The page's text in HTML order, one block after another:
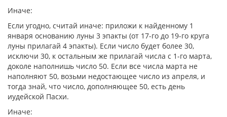
Иначе:
Если угодно, считай иначе: приложи к найденному 1
января основанию луны 3 эпакты (от 17-го до 19-го круга
луны прилагай 4 эпакты). Если число будет более 30,
исключи 30, к остальным же прилагай числа с 1-го марта,
доколе наполнишь число 50. Если все числа марта не
наполняют 50, возьми недостающее число из апреля, и
тогда знай, что число, дополняющее 50, есть день
иудейской Пасхи.
Иначе: